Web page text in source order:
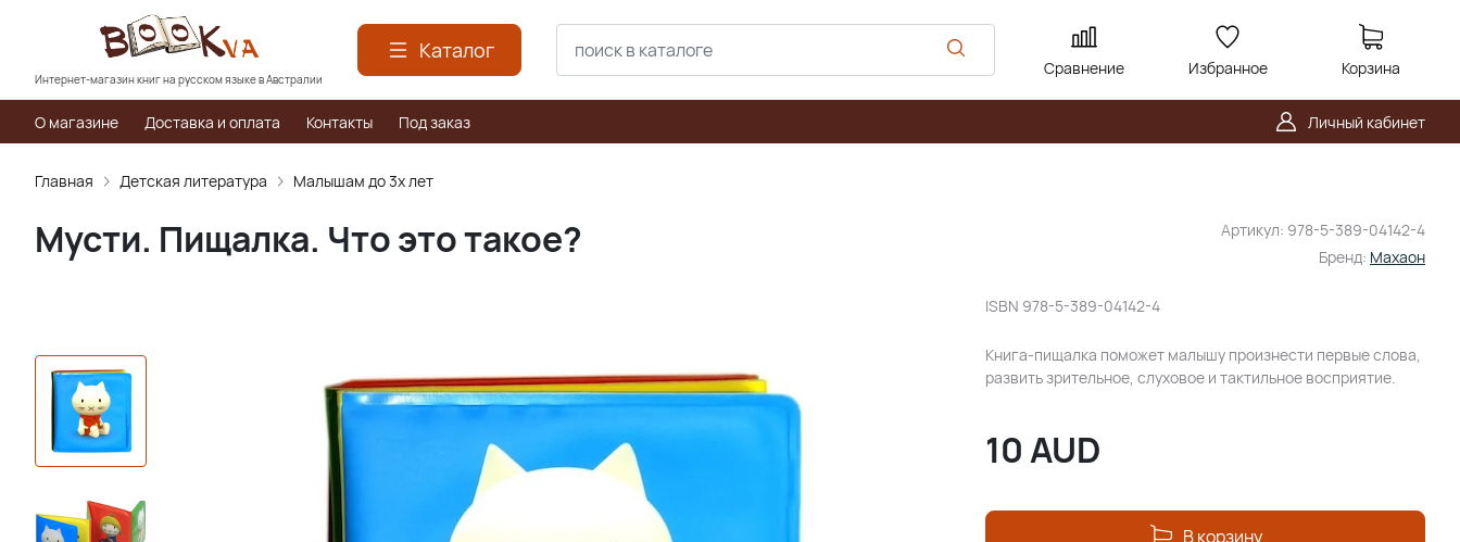
Интернет-магазин книг на русском языке в Австралии
Каталог
Сравнение Избранное Корзина
О магазине Доставка и оплата Контакты Под заказ Личный кабинет
Главная Детская литература Малышам до 3х лет
Артикул: 978-5-389-04142-4
Бренд: Махаон
Мусти. Пищалка. Что это такое?
ISBN 978-5-389-04142-4
Книга-пищалка поможет малышу произнести первые слова,
развить зрительное, слуховое и тактильное восприятие.
10AUD
В корзину